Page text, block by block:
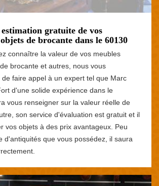
gratuite de vos
de brocante dans le 60130
connaître la valeur de vos meubles
brocante et autres, nous vous
faire appel à un expert tel que Marc
d'une solide expérience dans le
vous renseigner sur la valeur réelle de
son service d'évaluation est gratuit et il
vos objets à des prix avantageux. Peu
d'antiquités que vous possédez, il saura